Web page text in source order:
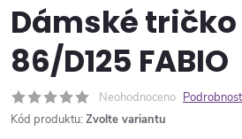
Dámské tričko
86/D125 FABIO
Neohodnoceno
Kód produktu: Zvolte variantu